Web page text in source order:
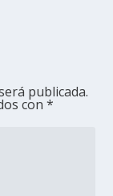
publicada.
con*